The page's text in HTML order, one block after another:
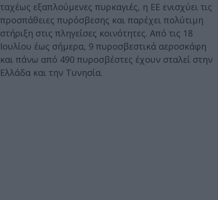
ταχέως εξαπλούμενες πυρκαγιές, η ΕΕ ενισχύει τις
προσπάθειες πυρόσβεσης και παρέχει πολύτιμη
στήριξη στις πληγείσες κοινότητες. Από τις 18
Ιουλίου έως σήμερα, 9 πυροσβεστικά αεροσκάφη
και πάνω από 490 πυροσβέστες έχουν σταλεί στην
Ελλάδα και την Τυνησία.